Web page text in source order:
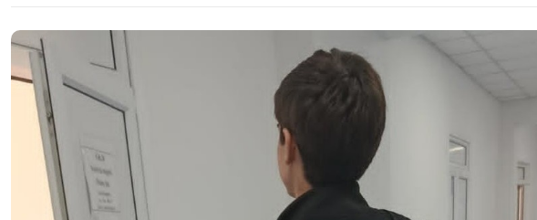
/ Acum 1 oră
Atac rusesc asupra regiunii Kiev:
trei persoane, inclusiv un copil, au